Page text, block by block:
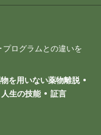
ログラムとの違いを
を用いない薬物離脱
人生の技能 証言